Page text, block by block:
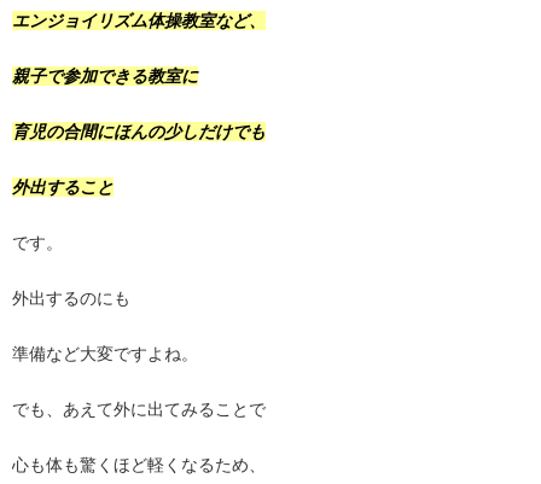
エンジョイリズム体操教室など、
親子で参加できる教室に
育児の合間にほんの少しだけでも
外出すること
です。
外出するのにも
準備など大変ですよね。
でも、あえて外に出てみることで
心も体も驚くほど軽くなるため、